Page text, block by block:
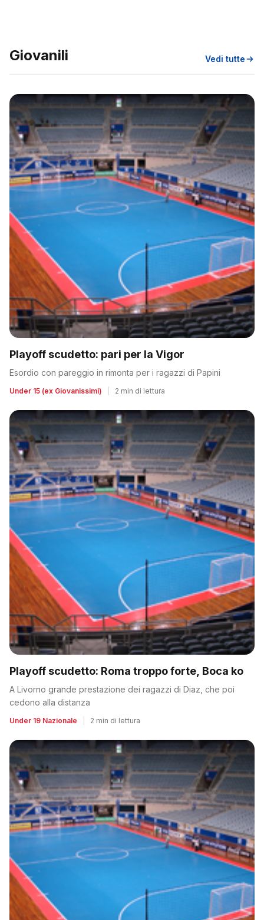
Giovanili Vedi tutte
Playoff scudetto: pari per la Vigor
Esordio con pareggio in rimonta per i ragazzi di Papini
Under 15 (ex Giovanissimi) 2 min di lettura
Playoff scudetto: Roma troppo forte, Boca ko
A Livorno grande prestazione dei ragazzi di Diaz, che poi
cedono alla distanza
Under 19 Nazionale 2 min di lettura